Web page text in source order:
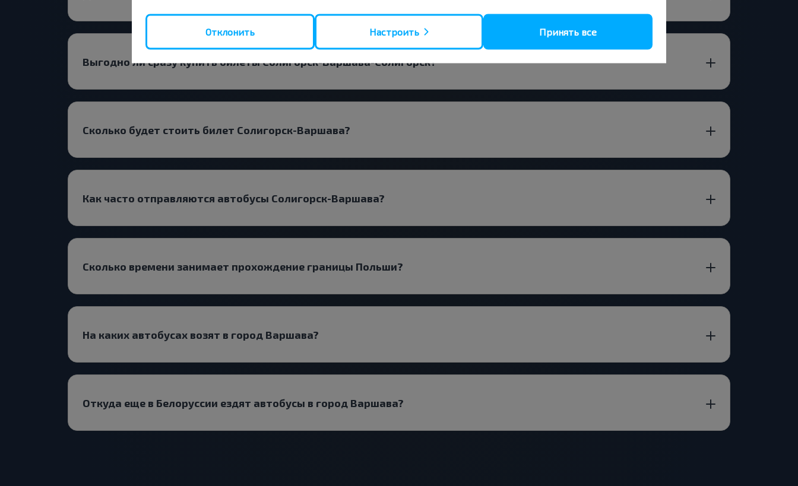
Выгодно ли сразу купить билеты Солигорск-Варшава-Солигорск?
Сколько будет стоить билет Солигорск-Варшава?
Как часто отправляются автобусы Солигорск-Варшава?
Сколько времени занимает прохождение границы Польши?
На каких автобусах возят в город Варшава?
Откуда еще в Белоруссии ездят автобусы в город Варшава?
Отклонить Настроить Принять все